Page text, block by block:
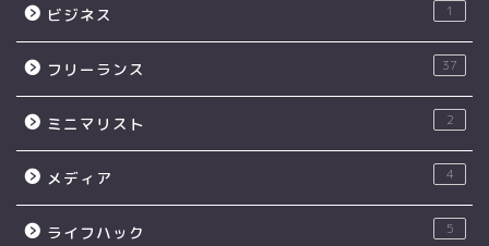
ビジネス 1
フリーランス 37
ミニマリスト 2
メディア 4
ライフハック 5